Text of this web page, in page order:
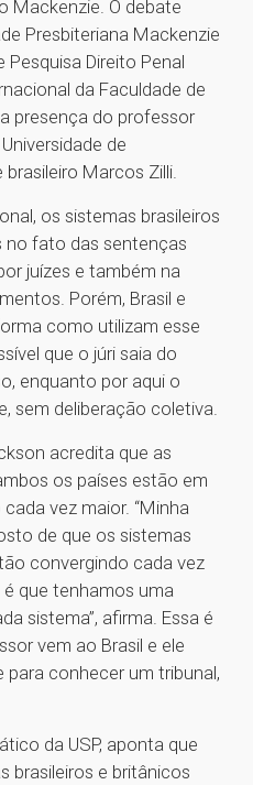
Mackenzie. O debate
Presbiteriana Mackenzie
Pesquisa Direito Penal
da Faculdade de
presença do professor
de
Marcos Zilli.
os sistemas brasileiros
no fato das sentenças
juízes e também na
Porém, Brasil e
como utilizam esse
que o júri saia do
enquanto por aqui o
sem deliberação coletiva.
acredita que as
os países estão em
vez maior. “Minha
de que os sistemas
convergindo cada vez
que tenhamos uma
sistema”, afirma. Essa é
vem ao Brasil e ele
conhecer um tribunal,
da USP, aponta que
brasileiros e britânicos